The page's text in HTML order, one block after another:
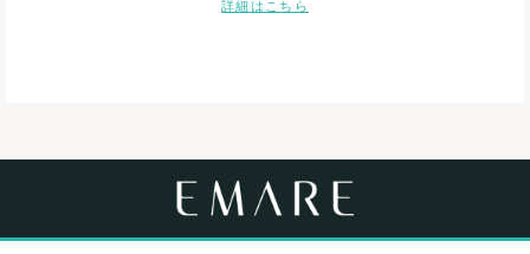
詳細はこちら